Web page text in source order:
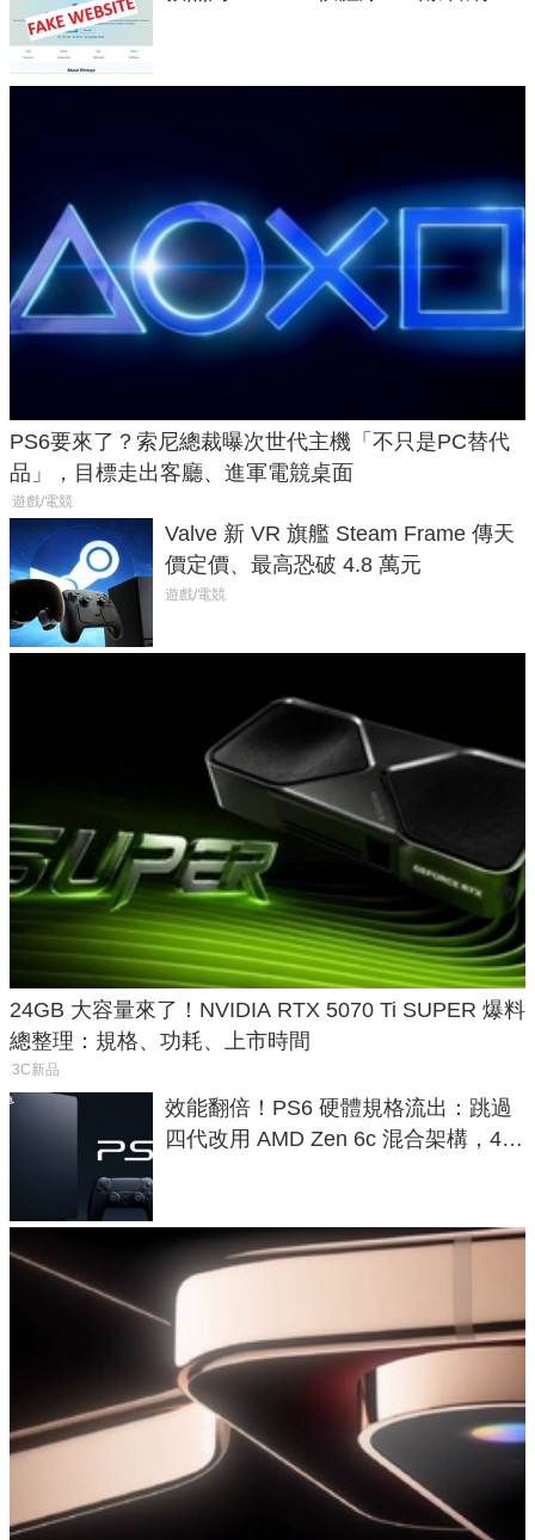
PS6要來了？索尼總裁曝次世代主機「不只是PC替代
品」，目標走出客廳、進軍電競桌面
遊戲/電競
Valve 新 VR 旗艦 Steam Frame 傳天
價定價、最高恐破 4.8 萬元
遊戲/電競
24GB 大容量來了！NVIDIA RTX 5070 Ti SUPER 爆料
總整理：規格、功耗、上市時間
3C新品
效能翻倍！PS6 硬體規格流出：跳過
四代改用 AMD Zen 6c 混合架構，4K